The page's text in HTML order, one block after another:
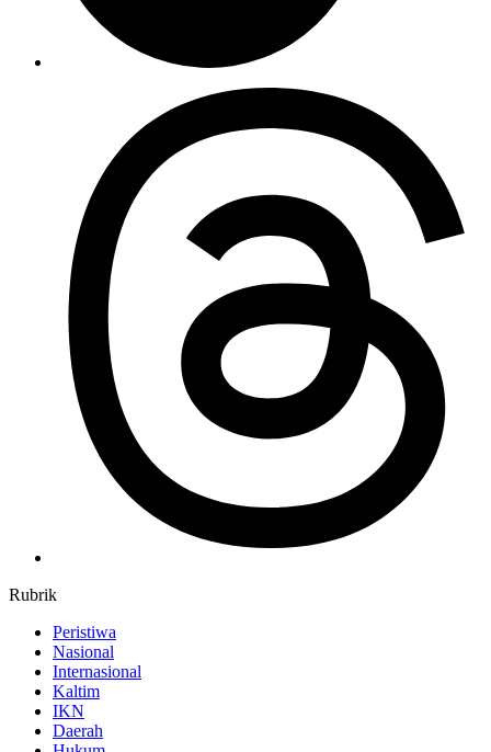
Rubrik
Peristiwa
Nasional
Internasional
Kaltim
IKN
Daerah